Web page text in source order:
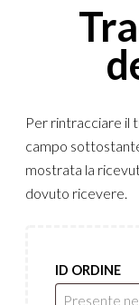
Per rintracciare il
campo
mostrata la
dovuto ricevere.
ID ORDINE